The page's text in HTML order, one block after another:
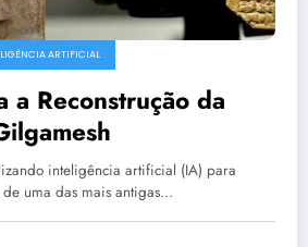
ARTIFICIAL
a Reconstrução da
inteligência artificial (IA) para
uma das mais antigas…